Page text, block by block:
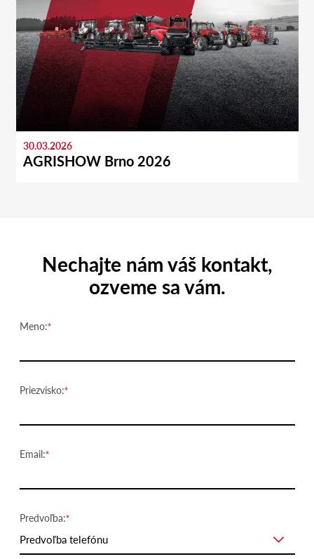
30.03.2026
AGRISHOW Brno 2026
Nechajte nám váš kontakt,
ozveme sa vám.
Meno:
Priezvisko:
Email:
Predvoľba:
Predvoľba telefónu